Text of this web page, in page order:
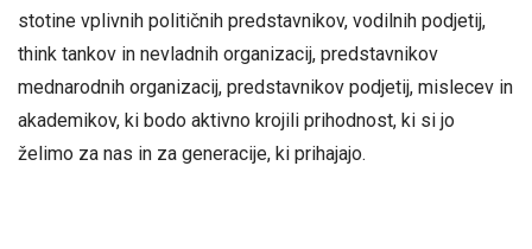
stotine vplivnih političnih predstavnikov, vodilnih podjetij,
think tankov in nevladnih organizacij, predstavnikov
mednarodnih organizacij, predstavnikov podjetij, mislecev in
akademikov, ki bodo aktivno krojili prihodnost, ki si jo
želimo za nas in za generacije, ki prihajajo.